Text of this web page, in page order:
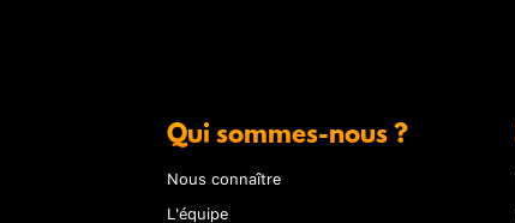
Qui sommes-nous ?
Nous connaître
L'équipe